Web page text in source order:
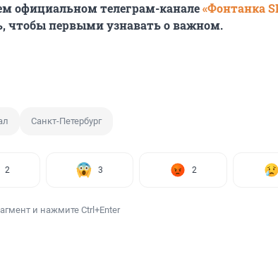
официальном телеграм-канале«Фонтанка
чтобы первыми узнавать о важном.
Санкт-Петербург
2 3 2
и нажмите Ctrl+Enter